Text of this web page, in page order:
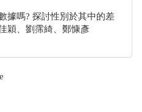
據嗎? 探討性別於其中的差
穎、劉霈綺、鄭慷彥